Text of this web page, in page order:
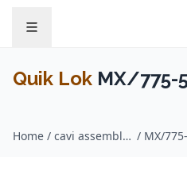
Quik Lok MX/775-
Home / cavi assemblati per microfono / Quik Lok /